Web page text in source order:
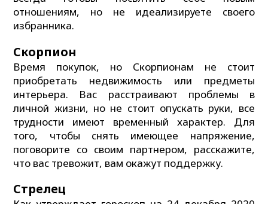
отношениям, но не идеализируете своего
избранника.
Скорпион
Время покупок, но Скорпионам не стоит
приобретать недвижимость или предметы
интерьера. Вас расстраивают проблемы в
личной жизни, но не стоит опускать руки, все
трудности имеют временный характер. Для
того, чтобы снять имеющее напряжение,
поговорите со своим партнером, расскажите,
что вас тревожит, вам окажут поддержку.
Стрелец